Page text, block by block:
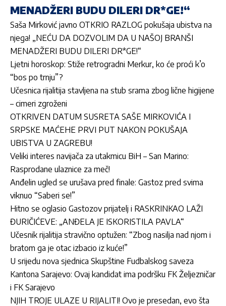
MENADŽERI BUDU DILERI DR*GE!“
Saša Mirković javno OTKRIO RAZLOG pokušaja ubistva na
njega! „NEĆU DA DOZVOLIM DA U NAŠOJ BRANŠI
MENADŽERI BUDU DILERI DR*GE!“
Ljetni horoskop: Stiže retrogradni Merkur, ko će proći k’o
“bos po trnju”?
Učesnica rijalitija stavljena na stub srama zbog lične higijene
– cimeri zgroženi
OTKRIVEN DATUM SUSRETA SAŠE MIRKOVIĆA I
SRPSKE MAĆEHE PRVI PUT NAKON POKUŠAJA
UBISTVA U ZAGREBU!
Veliki interes navijača za utakmicu BiH – San Marino:
Rasprodane ulaznice za meč!
Anđelin ugled se urušava pred finale: Gastoz pred svima
viknuo “Saberi se!”
Hitno se oglasio Gastozov prijatelj i RASKRINKAO LAŽI
ĐURIČIĆEVE: „ANĐELA JE ISKORISTILA PAVLA“
Učesnik rijalitija stravično optužen: “Zbog nasilja nad njom i
bratom ga je otac izbacio iz kuće!”
U srijedu nova sjednica Skupštine Fudbalskog saveza
Kantona Sarajevo: Ovaj kandidat ima podršku FK Željezničar
i FK Sarajevo
NJIH TROJE ULAZE U RIJALITI! Ovo je presedan, evo šta